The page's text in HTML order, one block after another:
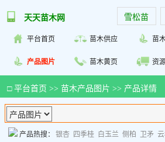
天天苗木网 雪松苗
平台首页 苗木供应 苗
产品图片 苗木黄页 资
□ 平台首页 >> 苗木产品图片 >> 产品详情
产品热搜： 银杏 四季桂 白玉兰 侧柏 卫矛